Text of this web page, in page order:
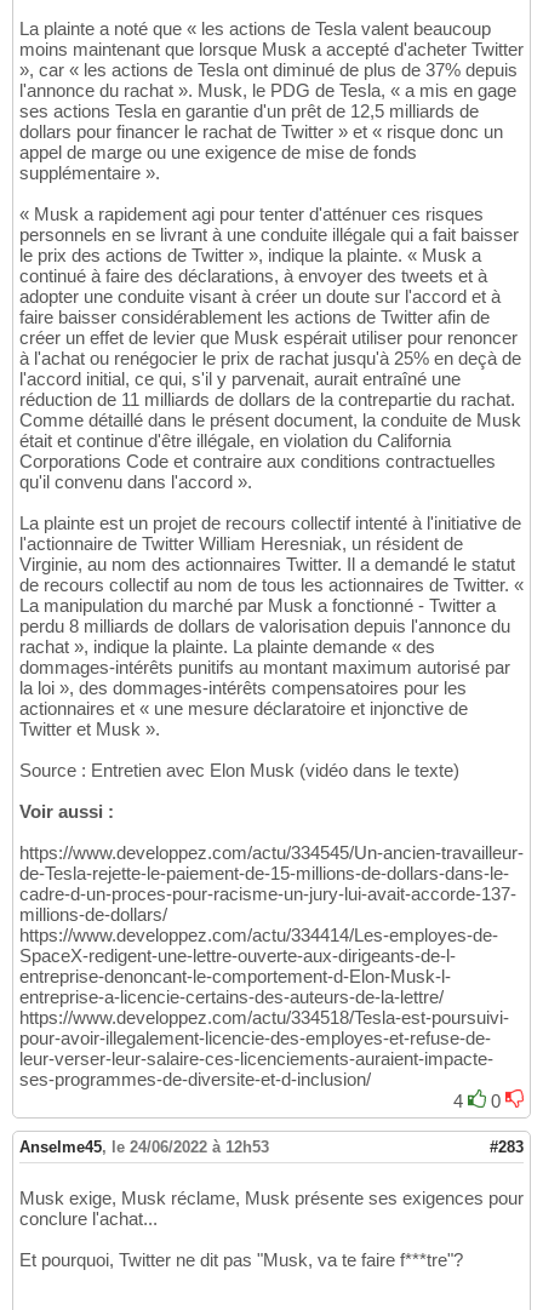
La plainte a noté que « les actions de Tesla valent beaucoup
moins maintenant que lorsque Musk a accepté d'acheter Twitter
», car « les actions de Tesla ont diminué de plus de 37% depuis
l'annonce du rachat ». Musk, le PDG de Tesla, « a mis en gage
ses actions Tesla en garantie d'un prêt de 12,5 milliards de
dollars pour financer le rachat de Twitter » et « risque donc un
appel de marge ou une exigence de mise de fonds
supplémentaire ».
« Musk a rapidement agi pour tenter d'atténuer ces risques
personnels en se livrant à une conduite illégale qui a fait baisser
le prix des actions de Twitter », indique la plainte. « Musk a
continué à faire des déclarations, à envoyer des tweets et à
adopter une conduite visant à créer un doute sur l'accord et à
faire baisser considérablement les actions de Twitter afin de
créer un effet de levier que Musk espérait utiliser pour renoncer
à l'achat ou renégocier le prix de rachat jusqu'à 25% en deçà de
l'accord initial, ce qui, s'il y parvenait, aurait entraîné une
réduction de 11 milliards de dollars de la contrepartie du rachat.
Comme détaillé dans le présent document, la conduite de Musk
était et continue d'être illégale, en violation du California
Corporations Code et contraire aux conditions contractuelles
qu'il convenu dans l'accord ».
La plainte est un projet de recours collectif intenté à l'initiative de
l'actionnaire de Twitter William Heresniak, un résident de
Virginie, au nom des actionnaires Twitter. Il a demandé le statut
de recours collectif au nom de tous les actionnaires de Twitter. «
La manipulation du marché par Musk a fonctionné - Twitter a
perdu 8 milliards de dollars de valorisation depuis l'annonce du
rachat », indique la plainte. La plainte demande « des
dommages-intérêts punitifs au montant maximum autorisé par
la loi », des dommages-intérêts compensatoires pour les
actionnaires et « une mesure déclaratoire et injonctive de
Twitter et Musk ».
Source : Entretien avec Elon Musk (vidéo dans le texte)
Voir aussi :
https://www.developpez.com/actu/334545/Un-ancien-travailleur-
de-Tesla-rejette-le-paiement-de-15-millions-de-dollars-dans-le-
cadre-d-un-proces-pour-racisme-un-jury-lui-avait-accorde-137-
millions-de-dollars/
https://www.developpez.com/actu/334414/Les-employes-de-
SpaceX-redigent-une-lettre-ouverte-aux-dirigeants-de-l-
entreprise-denoncant-le-comportement-d-Elon-Musk-l-
entreprise-a-licencie-certains-des-auteurs-de-la-lettre/
https://www.developpez.com/actu/334518/Tesla-est-poursuivi-
pour-avoir-illegalement-licencie-des-employes-et-refuse-de-
leur-verser-leur-salaire-ces-licenciements-auraient-impacte-
ses-programmes-de-diversite-et-d-inclusion/
4
0
Anselme45, le 24/06/2022 à 12h53 #283
Musk exige, Musk réclame, Musk présente ses exigences pour
conclure l'achat...
Et pourquoi, Twitter ne dit pas "Musk, va te faire f***tre"?